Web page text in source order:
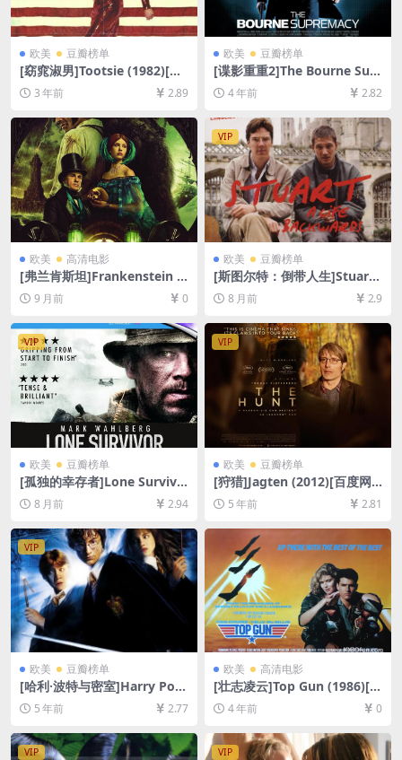
欧美 豆瓣榜单
[窈窕淑男]Tootsie (1982)[百
度网盘+夸克网盘1080P超清
未删减资源][网盘在线播放/下
载][MP4/7.5GB][中英字幕]
3 年前 2.89
欧美 豆瓣榜单
[谍影重重2]The Bourne Sup
remacy (2004)[百度网盘+迅
雷云盘资源1080P超清未删减]
[MP4/6.9GB][中英字幕]
4 年前 2.82
欧美 高清电影
[弗兰肯斯坦]Frankenstein (2
025)[百度网盘+夸克网盘1080
P超清未删减资源][网盘在线播
放/下载][MP4/10GB][中英字
幕]
9 月前 0
VIP
欧美 豆瓣榜单
[斯图尔特：倒带人生]Stuart:
A Life Backwards (2007)[百
度网盘+夸克网盘1080P超清
未删减资源][网盘在线播放/下
载][MP4/6.2GB][中文字幕]
8 月前 2.9
VIP
欧美 豆瓣榜单
[孤独的幸存者]Lone Survivo
r (2013)[百度网盘+夸克网盘1
080P超清未删减资源][网盘在
英字幕]
8 月前 2.94
VIP
欧美 豆瓣榜单
[狩猎]Jagten (2012)[百度网
盘+夸克网盘+迅雷云盘资源10
80P超清未删减][MP4/7.3GB]
5 年前 2.81
VIP
欧美 豆瓣榜单
[哈利·波特与密室]Harry Pott
er and the Chamber of Sec
rets (2002)[百度网盘+迅雷云
盘资源1080P超清未删减][MP
4/10GB][中英字幕]
5 年前 2.77
欧美 高清电影
[壮志凌云]Top Gun (1986)[百
度网盘+迅雷云盘资源1080P
超清未删减][MP4/6.8GB][中
英字幕]
4 年前 0
VIP VIP